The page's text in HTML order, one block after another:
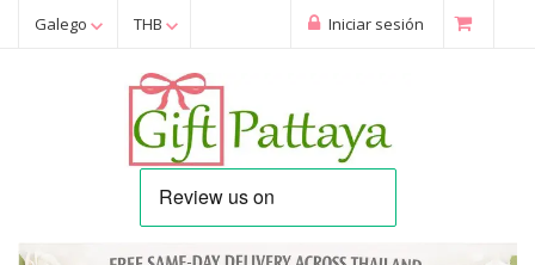
Galego THB Iniciar sesión